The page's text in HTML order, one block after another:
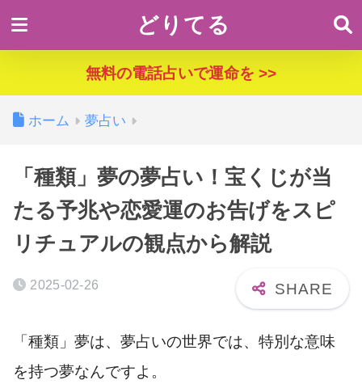
どりてる
無料の電話占いで運命を >>
ホーム 夢占い
「種類」夢の夢占い！宝くじが当
たる予兆や恋愛運のお告げをスピ
リチュアルの観点から解説
2025-02-26
「種類」夢は、夢占いの世界では、特別な意味
を持つ夢なんですよ。